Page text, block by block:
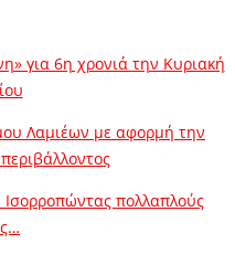
για 6η χρονιά την Κυριακή
Λαμιέων με αφορμή την
πολλαπλούς